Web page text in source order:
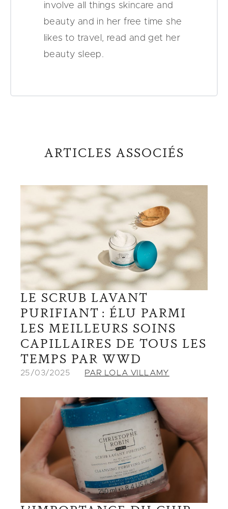
involve all things skincare and
beauty and in her free time she
likes to travel, read and get her
beauty sleep.
ARTICLES ASSOCIÉS
LE SCRUB LAVANT
PURIFIANT : ÉLU PARMI
LES MEILLEURS SOINS
CAPILLAIRES DE TOUS LES
TEMPS PAR WWD
25/03/2025 PAR LOLA VILLAMY